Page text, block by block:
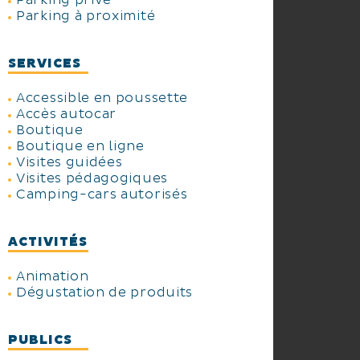
Parking à proximité
SERVICES
Accessible en poussette
Accès autocar
Boutique
Boutique en ligne
Visites guidées
Visites pédagogiques
Camping-cars autorisés
ACTIVITÉS
Animation
Dégustation de produits
PUBLICS